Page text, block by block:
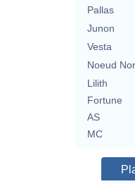
Pallas
Junon
Vesta
Noeud
Lilith
Fortune
AS
MC